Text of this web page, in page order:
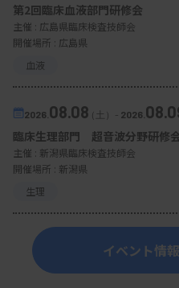
第2回臨床血液部門研修会
主催 : 広島県臨床検査技師会
開催場所 : 広島県
血液
2026. 08.08（土） - 2026.
臨床生理部門 超音波分野研修
主催 : 新潟県臨床検査技師会
開催場所 : 新潟県
生理
イベント情